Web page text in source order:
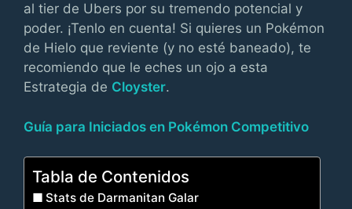
al tier de Ubers por su tremendo potencial y
poder. ¡Tenlo en cuenta! Si quieres un Pokémon
de Hielo que reviente (y no esté baneado), te
recomiendo que le eches un ojo a esta
Estrategia de Cloyster.
Guía para Iniciados en Pokémon Competitivo
Tabla de Contenidos
Stats de Darmanitan Galar